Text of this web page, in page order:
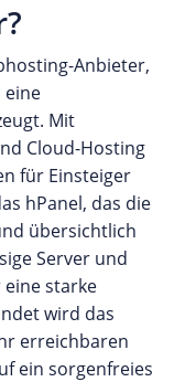
Anbieter,
eine
Mit
Cloud-Hosting
für Einsteiger
hPanel, das die
übersichtlich
Server und
eine starke
wird das
erreichbaren
ein sorgenfreies